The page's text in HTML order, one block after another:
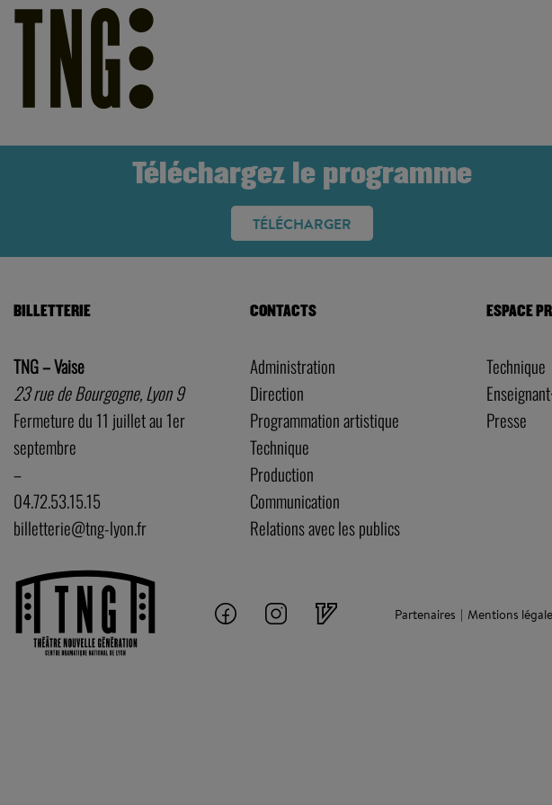
Téléchargez le programme
TÉLÉCHARGER
BILLETTERIE
TNG – Vaise
23 rue de Bourgogne, Lyon 9
Fermeture du 11 juillet au 1er
septembre
–
04.72.53.15.15
billetterie@tng-lyon.fr
CONTACTS
Administration
Direction
Programmation artistique
Technique
Production
Communication
Relations avec les publics
ESPACE
Technique
Presse
Partenaires Mentions